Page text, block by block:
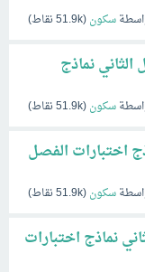
سكون(
51.9kنقاط)
نماذج
سكون(
51.9kنقاط)
حاسب ثاني متوسط ف2 نماذج اختبارات الفصل
سكون(
51.9kنقاط)
نماذج اختبارات